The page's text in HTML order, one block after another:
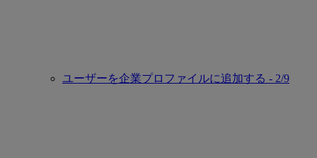
ユーザーを企業プロファイルに追加する - 2/9